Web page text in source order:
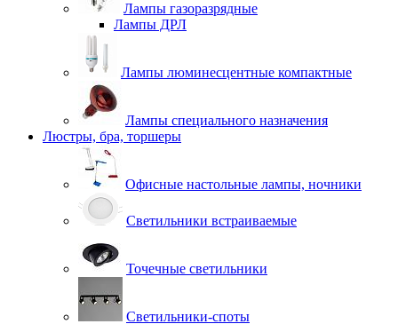
Лампы газоразрядные
Лампы ДРЛ
Лампы люминесцентные компактные
Лампы специального назначения
Люстры, бра, торшеры
Офисные настольные лампы, ночники
Светильники встраиваемые
Точечные светильники
Светильники-споты